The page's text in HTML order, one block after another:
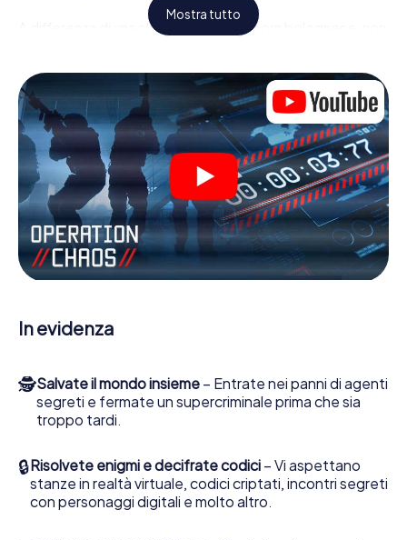
A differenza di una classica Escape Room bolognese, non
dichiara che tutta Ludwigsfelde è il suo campo di gioco
personale! Il requisito tecnico per la sua avventura da
agente a Ludwigsfelde é uno smartphone con accesso a
Internet mobile. Un clic le dà accesso alla nostra app web.
Non è necessario installare nulla per essere trascinati
nell'azione da video interattivi, minigiochi complicati e
molte altre funzionalità.
Lavori insieme con una squadra, origli le spie nemiche e
porti gli ufficiali di collegamento dalla sua parte. In questo
Escape Game a Ludwigsfelde lei e la sua squadra dovete
essere pronti a fermare i cattivi. A differenza di James
la sua squadra sarete immortalati nel punteggio più alto
del Ludwigsfelde e avrete accesso alla vostra personale
suoi biglietti nel mondo dello spionaggio e degli agenti
segreti e trasformi Ludwigsfelde in un'Escape Room
all'aperto!
Mostra tutto
In evidenza
🕵Salvate il mondo insieme – Entrate nei panni di agenti
segreti e fermate un supercriminale prima che sia
troppo tardi.
🔒Risolvete enigmi e decifrate codici – Vi aspettano
stanze in realtà virtuale, codici criptati, incontri segreti
con personaggi digitali e molto altro.